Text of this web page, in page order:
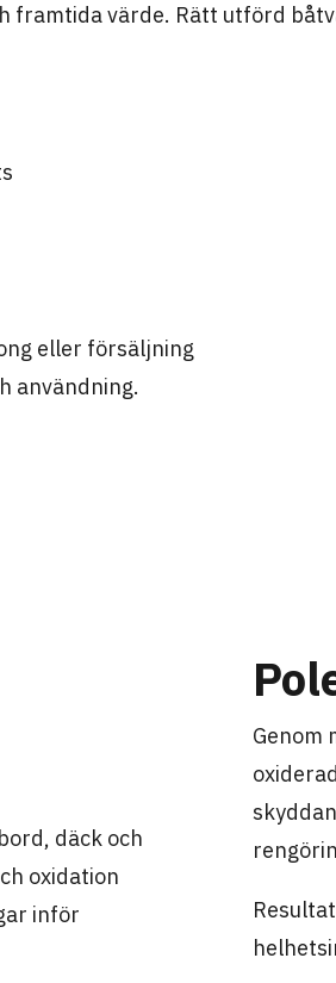
framtida värde. Rätt utförd
eller försäljning
användning.
däck och
oxidation
inför
Genom